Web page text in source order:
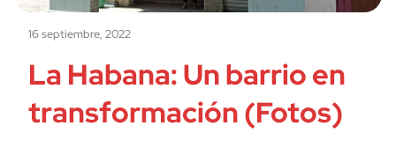
16 septiembre, 2022
La Habana: Un barrio en
transformación (Fotos)